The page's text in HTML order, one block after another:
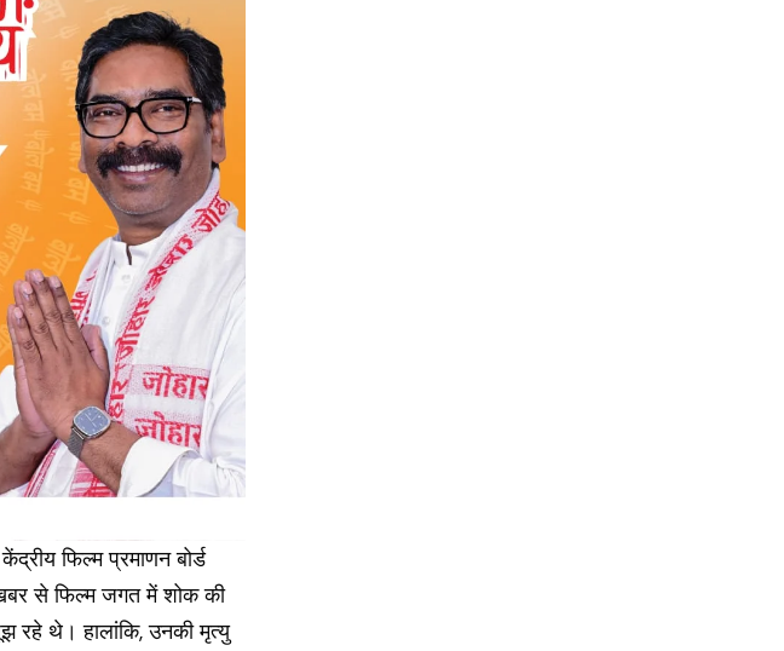
फिल्म प्रमाणन बोर्ड
से फिल्म जगत में शोक की
रहे थे। हालांकि, उनकी मृत्यु